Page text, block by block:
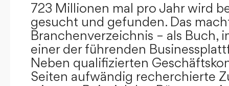
723 Millionen mal pro Jahr wird
gesucht und gefunden. Das
Branchenverzeichnis – als Buch,
einer der führenden
Neben qualifizierten
Seiten aufwändig recherchierte